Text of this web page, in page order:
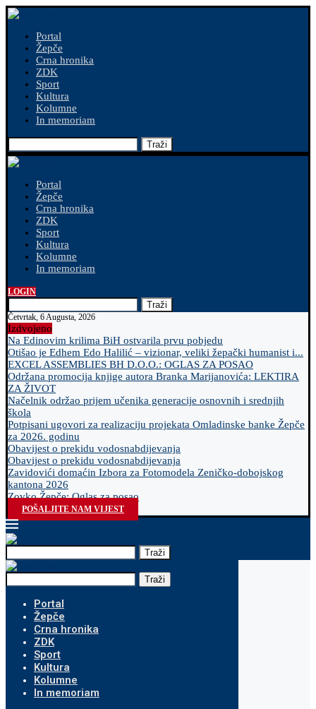
Portal
Žepče
Crna hronika
ZDK
Sport
Kultura
Kolumne
In memoriam
Traži
Portal
Žepče
Crna hronika
ZDK
Sport
Kultura
Kolumne
In memoriam
LOGIN
Traži
Četvrtak, 6 Augusta, 2026
Izdvojeno
Na Edinovim krilima BiH ostvarila prvu pobjedu
Otišao je Edhem Edo Halilić – vizionar, veliki žepački humanist i...
EXCEL ASSEMBLIES BH D.O.O.: OGLAS ZA POSAO
Održana promocija knjige autora Branka Marijanovića: LEKTIRA
ZA ŽIVOT
Načelnik održao prijem učenika generacije osnovnih i srednjih
škola
Potpisani ugovori za realizaciju projekata Omladinske banke Žepče
za 2026. godinu
Obavijest o prekidu vodosnabdijevanja
Obavijest o prekidu vodosnabdijevanja
Zavidovići domaćin Izbora za Fotomodela Zeničko-dobojskog
kantona 2026
Zovko Žepče: Oglas za posao
POŠALJITE NAM VIJEST
Traži
Traži
Portal
Žepče
Crna hronika
ZDK
Sport
Kultura
Kolumne
In memoriam